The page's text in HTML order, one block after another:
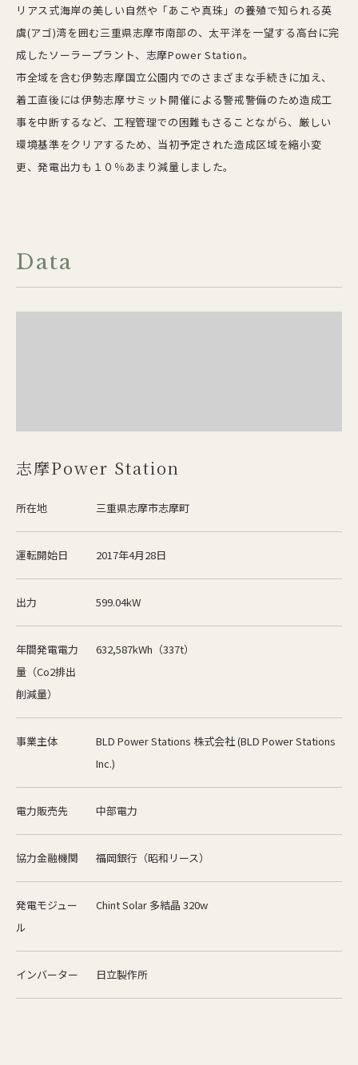
リアス式海岸の美しい自然や「あこや真珠」の養殖で知られる英
虞(アゴ)湾を囲む三重県志摩市南部の、太平洋を一望する高台に完
成したソーラープラント、志摩Power Station。
市全域を含む伊勢志摩国立公園内でのさまざまな手続きに加え、
着工直後には伊勢志摩サミット開催による警戒警備のため造成工
事を中断するなど、工程管理での困難もさることながら、厳しい
環境基準をクリアするため、当初予定された造成区域を縮小変
更、発電出力も１０％あまり減量しました。
Data
志摩Power Station
所在地 三重県志摩市志摩町
運転開始日 2017年4月28日
出力 599.04kW
年間発電電力
量（Co2排出
削減量）
632,587kWh（337t）
事業主体
BLD Power Stations 株式会社 (BLD Power Stations
Inc.)
電力販売先 中部電力
協力金融機関 福岡銀行（昭和リース）
発電モジュー
ル
Chint Solar 多結晶 320w
インバーター 日立製作所